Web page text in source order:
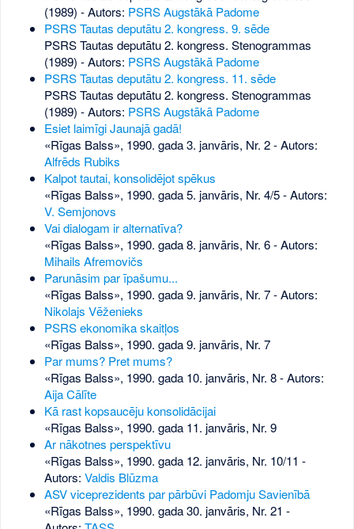
(1989) - Autors: PSRS Augstākā Padome
PSRS Tautas deputātu 2. kongress. 9. sēde
PSRS Tautas deputātu 2. kongress. Stenogrammas
(1989) - Autors: PSRS Augstākā Padome
PSRS Tautas deputātu 2. kongress. 11. sēde
PSRS Tautas deputātu 2. kongress. Stenogrammas
(1989) - Autors: PSRS Augstākā Padome
Esiet laimīgi Jaunajā gadā!
«Rīgas Balss», 1990. gada 3. janvāris, Nr. 2- Autors:
Alfrēds Rubiks
Kalpot tautai, konsolidējot spēkus
«Rīgas Balss», 1990. gada 5. janvāris, Nr. 4/5- Autors:
V. Semjonovs
Vai dialogam ir alternatīva?
«Rīgas Balss», 1990. gada 8. janvāris, Nr. 6- Autors:
Mihails Afremovičs
Parunāsim par īpašumu...
«Rīgas Balss», 1990. gada 9. janvāris, Nr. 7- Autors:
Nikolajs Vēženieks
PSRS ekonomika skaitļos
«Rīgas Balss», 1990. gada 9. janvāris, Nr. 7
Par mums? Pret mums?
«Rīgas Balss», 1990. gada 10. janvāris, Nr. 8- Autors:
Aija Cālīte
Kā rast kopsaucēju konsolidācijai
«Rīgas Balss», 1990. gada 11. janvāris, Nr. 9
Ar nākotnes perspektīvu
«Rīgas Balss», 1990. gada 12. janvāris, Nr. 10/11 -
Autors: Valdis Blūzma
ASV viceprezidents par pārbūvi Padomju Savienībā
«Rīgas Balss», 1990. gada 30. janvāris, Nr. 21 -